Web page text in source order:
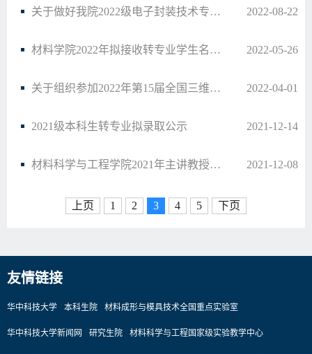
关于做好我院2022级电子封装技术专业选拔工作的通知 2022-08-22
材料学院2022年拟接收转专业学生名单公示 2022-05-26
关于组织参加2022年第15届全国三维数字化创新设计大赛暨华中科技大学校内赛的通知 2022-04-01
2021级本科生转专业拟录取公示 2021-12-14
材料科学与工程学院2021年主讲教授（教师）聘任名单公布 2021-12-08
上页 1 2 3 4 5 下页
友情链接
华中科技大学 本科生院 材料成形与模具技术全国重点实验室
华中科技大学新闻网 研究生院 材料科学与工程国家级实验教学中心